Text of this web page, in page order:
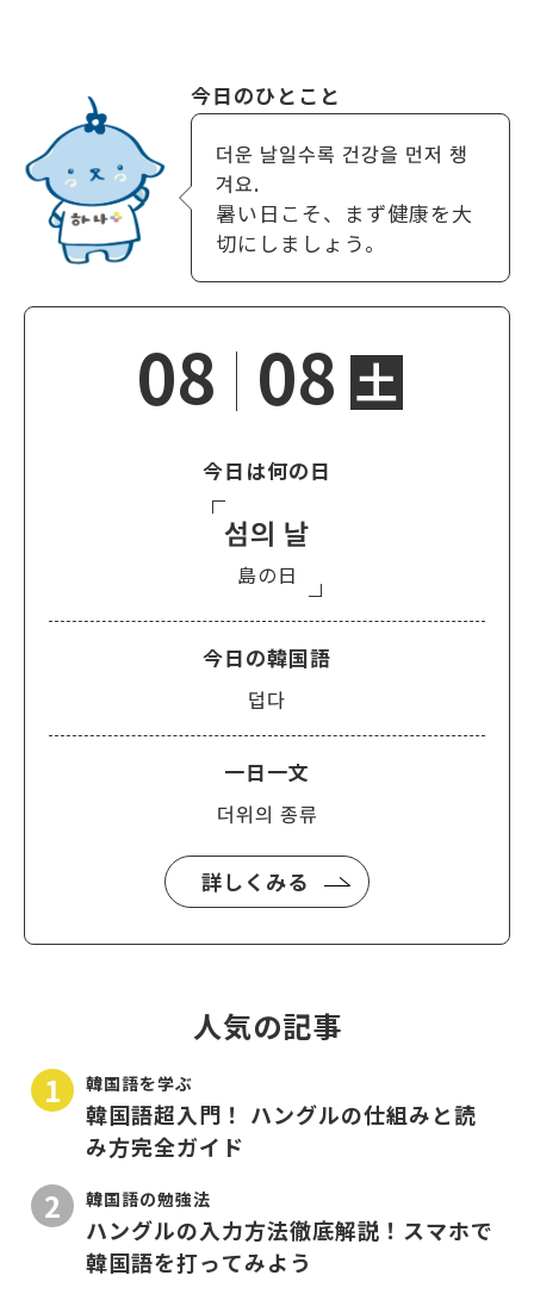
今日のひとこと
더운 날일수록 건강을 먼저 챙
겨요.
暑い日こそ、まず健康を大
切にしましょう。
08 08 土
今日は何の日
섬의 날
島の日
今日の韓国語
덥다
一日一文
더위의 종류
詳しくみる
人気の記事
韓国語を学ぶ
韓国語超入門！ ハングルの仕組みと読
み方完全ガイド
韓国語の勉強法
ハングルの入力方法徹底解説！スマホで
韓国語を打ってみよう